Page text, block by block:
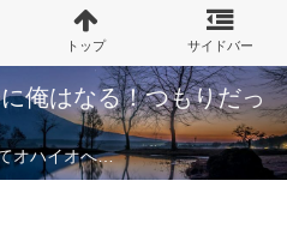
俺はなる！つもりだっ
オハイオへ…